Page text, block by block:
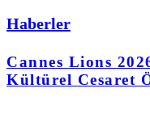
Haberler
Cannes Lions
Kültürel Cesaret